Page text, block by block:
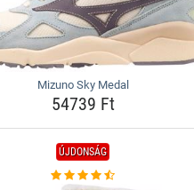
Mizuno Sky Medal
54739 Ft
ÚJDONSÁG